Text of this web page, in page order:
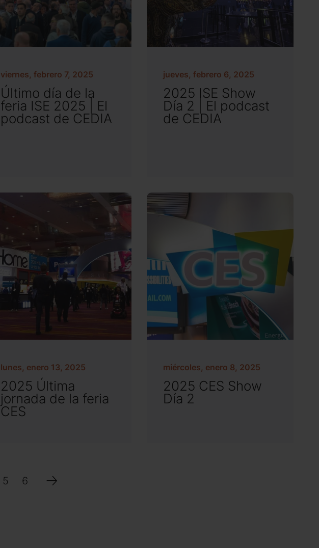
viernes, febrero 7, 2025
Último día de la
feria ISE 2025 | El
podcast de CEDIA
jueves, febrero 6, 2025
2025 ISE Show
Día 2 | El podcast
de CEDIA
lunes, enero 13, 2025
2025 Última
jornada de la feria
CES
miércoles, enero 8, 2025
2025 CES Show
Día 2
5 6